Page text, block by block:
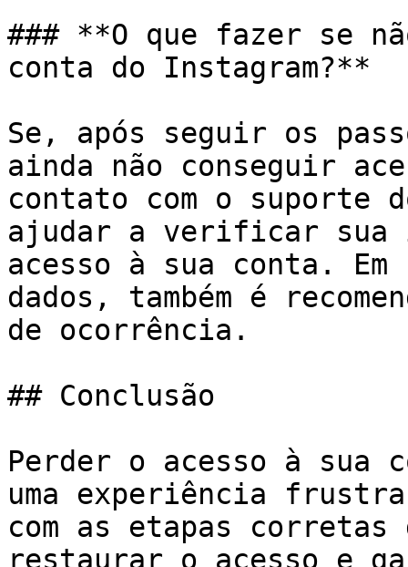
### **O que fazer se
conta do Instagram?**
Se, após seguir os
ainda não conseguir
contato com o suporte
ajudar a verificar sua
acesso à sua conta.
dados, também é
de ocorrência.
## Conclusão
Perder o acesso à sua
uma experiência
com as etapas corretas
restaurar o acesso e